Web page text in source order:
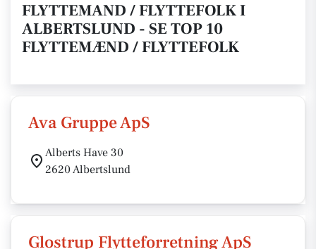
FLYTTEMAND / FLYTTEFOLK I
ALBERTSLUND - SE TOP 10
FLYTTEMÆND / FLYTTEFOLK
Ava Gruppe ApS
Alberts Have 30
2620 Albertslund
Glostrup Flytteforretning ApS